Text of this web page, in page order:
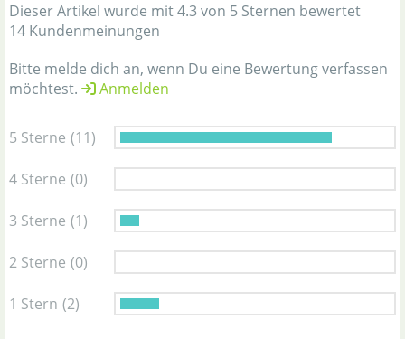
Dieser Artikel wurde mit 4.3 von 5 Sternen bewertet
14 Kundenmeinungen
Bitte melde dich an, wenn Du eine Bewertung verfassen
möchtest.
Anmelden
5 Sterne (11)
4 Sterne (0)
3 Sterne (1)
2 Sterne (0)
1 Stern (2)